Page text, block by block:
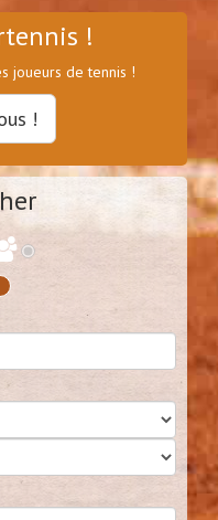
!
joueurs de tennis !
!